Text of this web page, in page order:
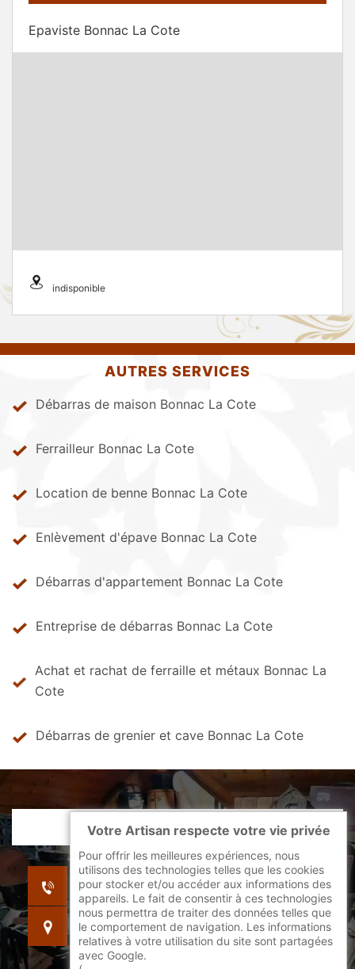
Epaviste Bonnac La Cote
indisponible
AUTRES SERVICES
Débarras de maison Bonnac La Cote
Ferrailleur Bonnac La Cote
Location de benne Bonnac La Cote
Enlèvement d'épave Bonnac La Cote
Débarras d'appartement Bonnac La Cote
Entreprise de débarras Bonnac La Cote
Achat et rachat de ferraille et métaux Bonnac La
Cote
Débarras de grenier et cave Bonnac La Cote
indisponible
indisponible
indisponible
Votre Artisan respecte votre vie privée
Pour offrir les meilleures expériences, nous
utilisons des technologies telles que les cookies
pour stocker et/ou accéder aux informations des
appareils. Le fait de consentir à ces technologies
nous permettra de traiter des données telles que
le comportement de navigation. Les informations
relatives à votre utilisation du site sont partagées
avec Google.